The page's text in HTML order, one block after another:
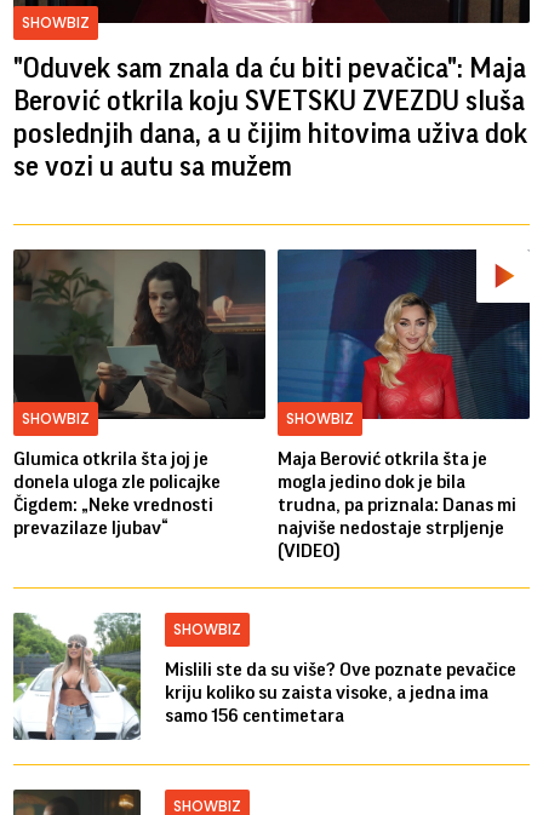
SHOWBIZ
"Oduvek sam znala da ću biti pevačica": Maja
Berović otkrila koju SVETSKU ZVEZDU sluša
poslednjih dana, a u čijim hitovima uživa dok
se vozi u autu sa mužem
SHOWBIZ
Glumica otkrila šta joj je
donela uloga zle policajke
Čigdem: „Neke vrednosti
prevazilaze ljubav“
SHOWBIZ
Maja Berović otkrila šta je
mogla jedino dok je bila
trudna, pa priznala: Danas mi
najviše nedostaje strpljenje
(VIDEO)
SHOWBIZ
Mislili ste da su više? Ove poznate pevačice
kriju koliko su zaista visoke, a jedna ima
samo 156 centimetara
SHOWBIZ